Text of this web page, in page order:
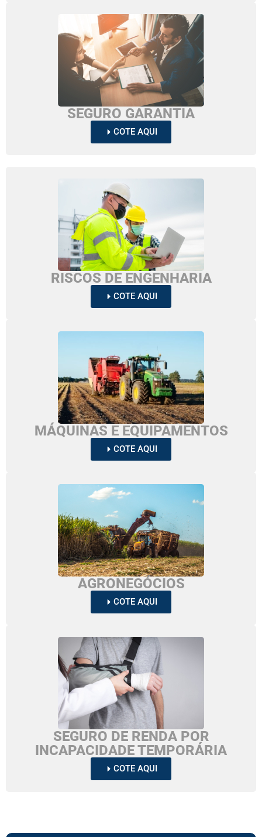
SEGURO GARANTIA
COTE AQUI
RISCOS DE ENGENHARIA
COTE AQUI
MÁQUINAS E EQUIPAMENTOS
COTE AQUI
AGRONEGÓCIOS
COTE AQUI
SEGURO DE RENDA POR
INCAPACIDADE TEMPORÁRIA
COTE AQUI